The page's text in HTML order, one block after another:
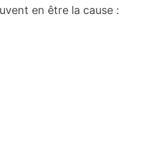
en être la cause :